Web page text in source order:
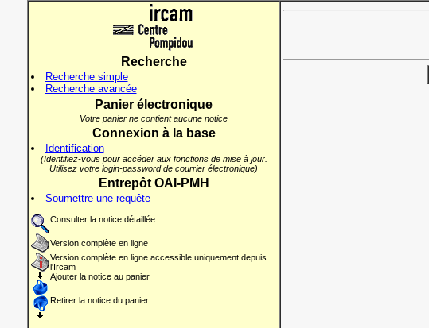
Recherche
Recherche simple
Recherche avancée
Panier électronique
Votre panier ne contient aucune notice
Connexion à la base
Identification
(Identifiez-vous pour accéder aux fonctions de mise à jour.
Utilisez votre login-password de courrier électronique)
Entrepôt OAI-PMH
Soumettre une requête
Consulter la notice détaillée
Version complète en ligne
Version complète en ligne accessible uniquement depuis
l'Ircam
Ajouter la notice au panier
Retirer la notice du panier